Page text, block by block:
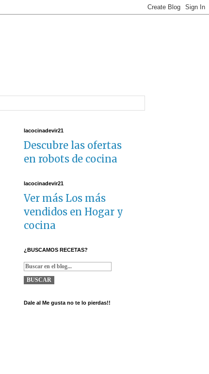
lacocinadevir21
Descubre las ofertas
en robots de cocina
lacocinadevir21
Ver más Los más
vendidos en Hogar y
cocina
¿BUSCAMOS RECETAS?
Dale al Me gusta no te lo pierdas!!